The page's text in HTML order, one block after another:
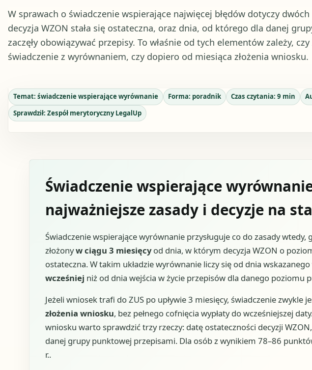
W sprawach o świadczenie wspierające najwięcej błędów dotyczy
decyzja WZON stała się ostateczna, oraz dnia, od którego dla danej
zaczęły obowiązywać przepisy. To właśnie od tych elementów zależy, czy
świadczenie z wyrównaniem, czy dopiero od miesiąca złożenia wniosku.
Temat: świadczenie wspierające wyrównanie Forma: poradnik Czas czytania: 9 min
Sprawdził: Zespół merytoryczny LegalUp
Świadczenie wspierające
najważniejsze zasady i decyzje na
Świadczenie wspierające wyrównanie przysługuje co do zasady wtedy,
złożonyw ciągu 3 miesięcyod dnia, w którym decyzja WZON o
ostateczna. W takim układzie wyrównanie liczy się od dnia
wcześniej niż od dnia wejścia w życie przepisów dla danego poziomu
Jeżeli wniosek trafi do ZUS po upływie 3 miesięcy, świadczenie zwykle
złożenia wniosku, bez pełnego cofnięcia wypłaty do wcześniejszej
wniosku warto sprawdzić trzy rzeczy: datę ostateczności decyzji
danej grupy punktowej przepisami. Dla osób z wynikiem 78–86
r..